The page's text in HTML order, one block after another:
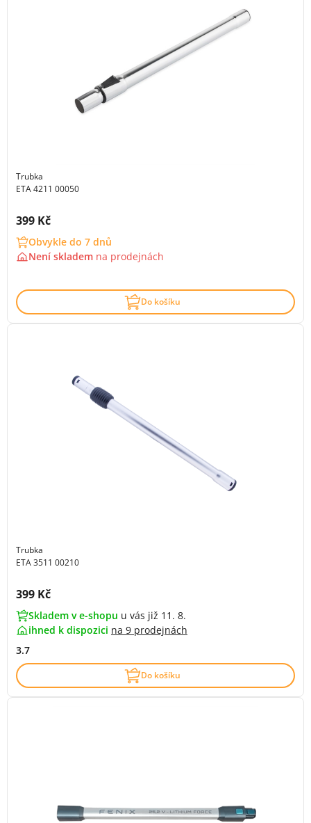
Trubka
ETA 4211 00050
Cena s DPH:
399 Kč
Obvykle do 7 dnů
Není skladem na prodejnách
Do košíku
Trubka
ETA 3511 00210
Cena s DPH:
399 Kč
Skladem v e-shopu u vás již 11. 8.
ihned k dispozici na 9 prodejnách
3.7
Do košíku